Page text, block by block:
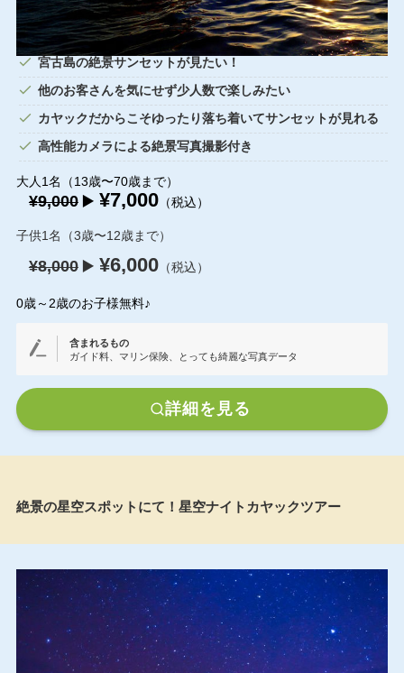
宮古島の絶景サンセットが見たい！
他のお客さんを気にせず少人数で楽しみたい
カヤックだからこそゆったり落ち着いてサンセットが見れる
高性能カメラによる絶景写真撮影付き
大人1名（13歳〜70歳まで）
¥9,000 ▶️ ¥7,000（税込）
子供1名（3歳〜12歳まで）
¥8,000 ▶️ ¥6,000（税込）
0歳～2歳のお子様無料♪
含まれるもの
ガイド料、マリン保険、とっても綺麗な写真データ
詳細を見る
絶景の星空スポットにて！星空ナイトカヤックツアー